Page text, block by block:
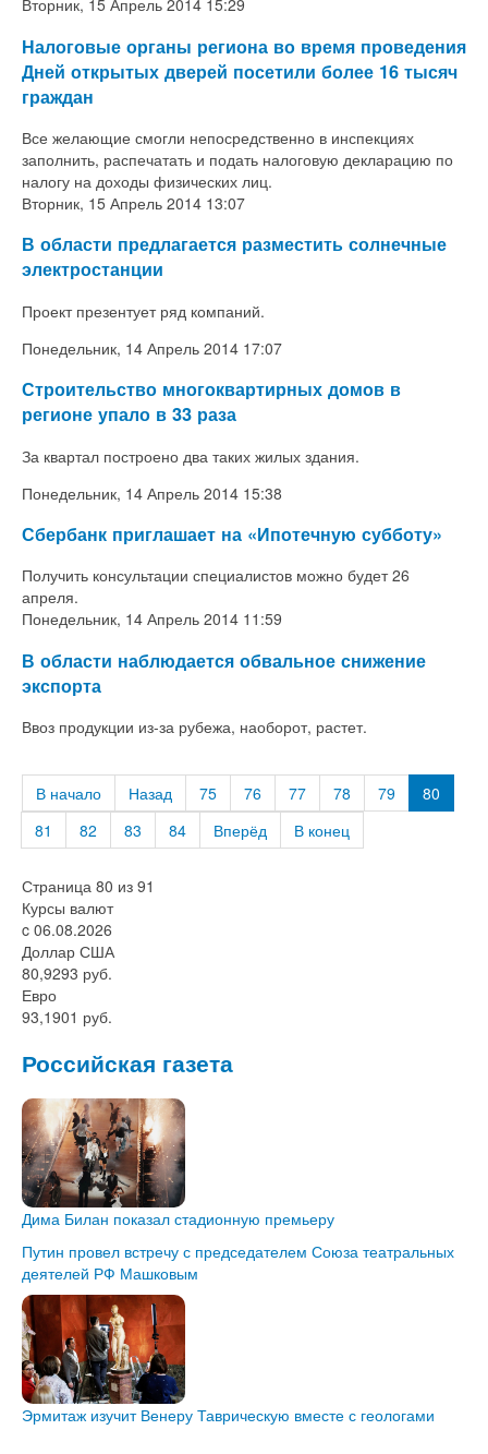
Вторник, 15 Апрель 2014 15:29
Налоговые органы региона во время проведения
Дней открытых дверей посетили более 16 тысяч
граждан
Все желающие смогли непосредственно в инспекциях
заполнить, распечатать и подать налоговую декларацию по
налогу на доходы физических лиц.
Вторник, 15 Апрель 2014 13:07
В области предлагается разместить солнечные
электростанции
Проект презентует ряд компаний.
Понедельник, 14 Апрель 2014 17:07
Строительство многоквартирных домов в
регионе упало в 33 раза
За квартал построено два таких жилых здания.
Понедельник, 14 Апрель 2014 15:38
Сбербанк приглашает на «Ипотечную субботу»
Получить консультации специалистов можно будет 26
апреля.
Понедельник, 14 Апрель 2014 11:59
В области наблюдается обвальное снижение
экспорта
Ввоз продукции из-за рубежа, наоборот, растет.
В начало Назад 75 76 77 78 79
80
81
82 83 84 Вперёд В конец
Страница 80 из 91
Курсы валют
c 06.08.2026
Доллар США
80,9293 руб.
Евро
93,1901 руб.
Российская газета
Дима Билан показал стадионную премьеру
Путин провел встречу с председателем Союза театральных
деятелей РФ Машковым
Эрмитаж изучит Венеру Таврическую вместе с геологами